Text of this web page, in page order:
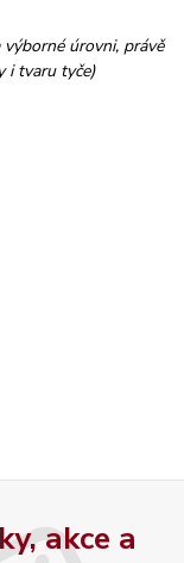
úrovni, právě
i tvaru tyče)
akce a